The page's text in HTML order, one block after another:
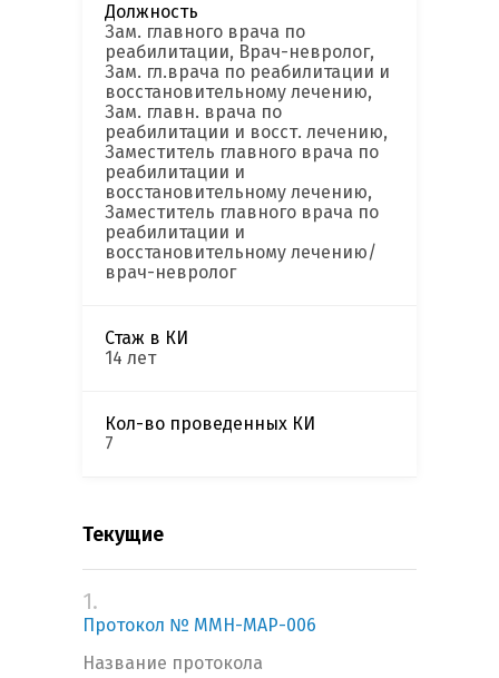
Должность
Зам. главного врача по
реабилитации, Врач-невролог,
Зам. гл.врача по реабилитации и
восстановительному лечению,
Зам. главн. врача по
реабилитации и восст. лечению,
Заместитель главного врача по
реабилитации и
восстановительному лечению,
Заместитель главного врача по
реабилитации и
восстановительному лечению/
врач-невролог
Стаж в КИ
14 лет
Кол-во проведенных КИ
7
Текущие
1.
Протокол № MMH-MAP-006
Название протокола